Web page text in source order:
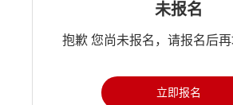
未报名
抱歉 您尚未报名，请报名后再
立即报名